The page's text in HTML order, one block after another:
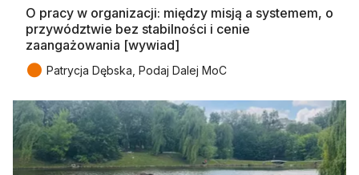
O pracy w organizacji: między misją a systemem, o
przywództwie bez stabilności i cenie
zaangażowania [wywiad]
● Patrycja Dębska, Podaj Dalej MoC